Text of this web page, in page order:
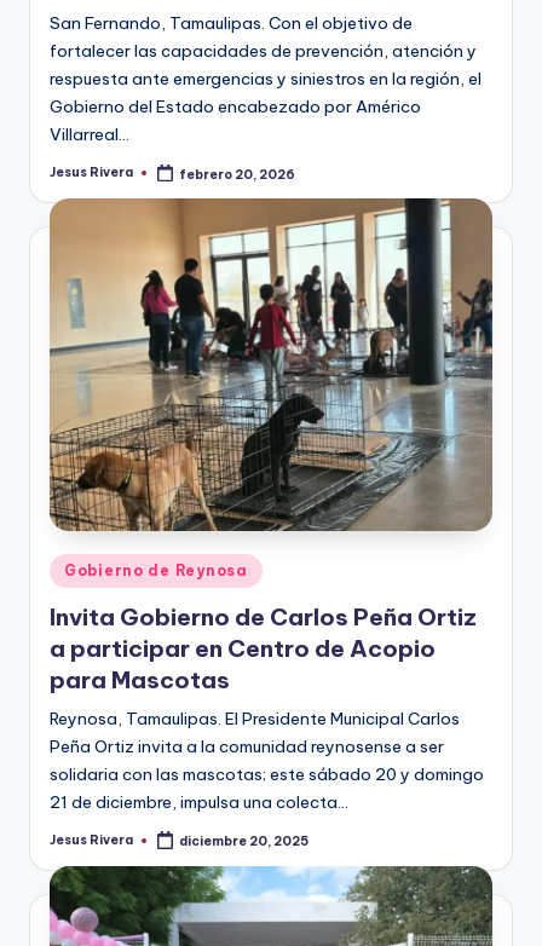
San Fernando, Tamaulipas. Con el objetivo de
fortalecer las capacidades de prevención, atención y
respuesta ante emergencias y siniestros en la región, el
Gobierno del Estado encabezado por Américo
Villarreal…
Publicado
Jesus Rivera febrero 20, 2026
Publicado
en
Gobierno de Reynosa
Invita Gobierno de Carlos Peña Ortiz
a participar en Centro de Acopio
para Mascotas
Reynosa, Tamaulipas. El Presidente Municipal Carlos
Peña Ortiz invita a la comunidad reynosense a ser
solidaria con las mascotas; este sábado 20 y domingo
21 de diciembre, impulsa una colecta…
Publicado
Jesus Rivera diciembre 20, 2025